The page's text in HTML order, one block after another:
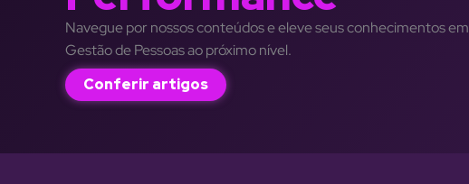
Navegue por nossos conteúdos e eleve seus conhecimentos em
Gestão de Pessoas ao próximo nível.
Conferir artigos